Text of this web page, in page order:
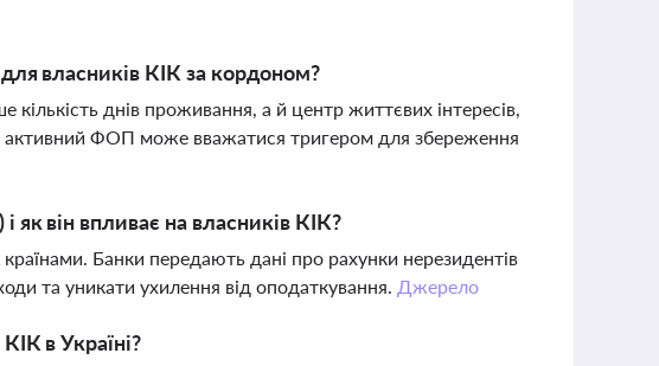
власників КІК за кордоном?
днів проживання, а й центр життєвих інтересів,
активний ФОП може вважатися тригером для збереження
він впливає на власників КІК?
Банки передають дані про рахунки нерезидентів
та уникати ухилення від оподаткування. Джерело
в Україні?